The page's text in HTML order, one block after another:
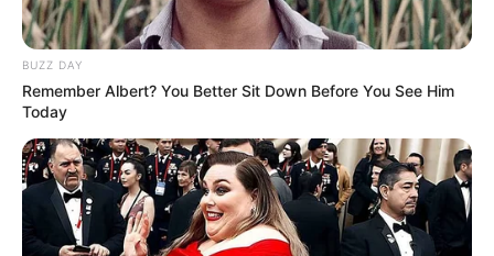
BUZZ DAY
Remember Albert? You Better Sit Down Before You See Him
Today